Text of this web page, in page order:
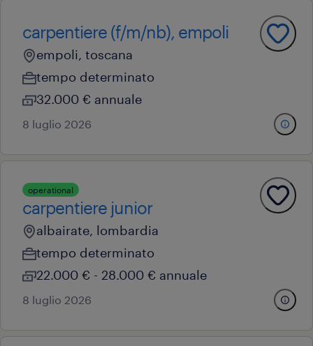
carpentiere (f/m/nb), empoli
empoli, toscana
tempo determinato
32.000 € annuale
8 luglio 2026
operational
carpentiere junior
albairate, lombardia
tempo determinato
22.000 € - 28.000 € annuale
8 luglio 2026